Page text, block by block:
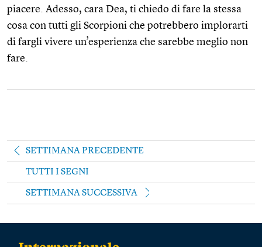
piacere. Adesso, cara Dea, ti chiedo di fare la stessa
cosa con tutti gli Scorpioni che potrebbero implorarti
di fargli vivere un’esperienza che sarebbe meglio non
fare.
SETTIMANA PRECEDENTE
TUTTI I SEGNI
SETTIMANA SUCCESSIVA